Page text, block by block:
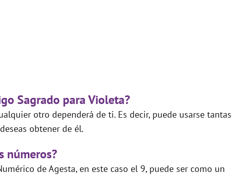
Sagrado para Violeta?
otro dependerá de ti. Es decir, puede usarse tantas
obtener de él.
números?
de Agesta, en este caso el 9, puede ser como un